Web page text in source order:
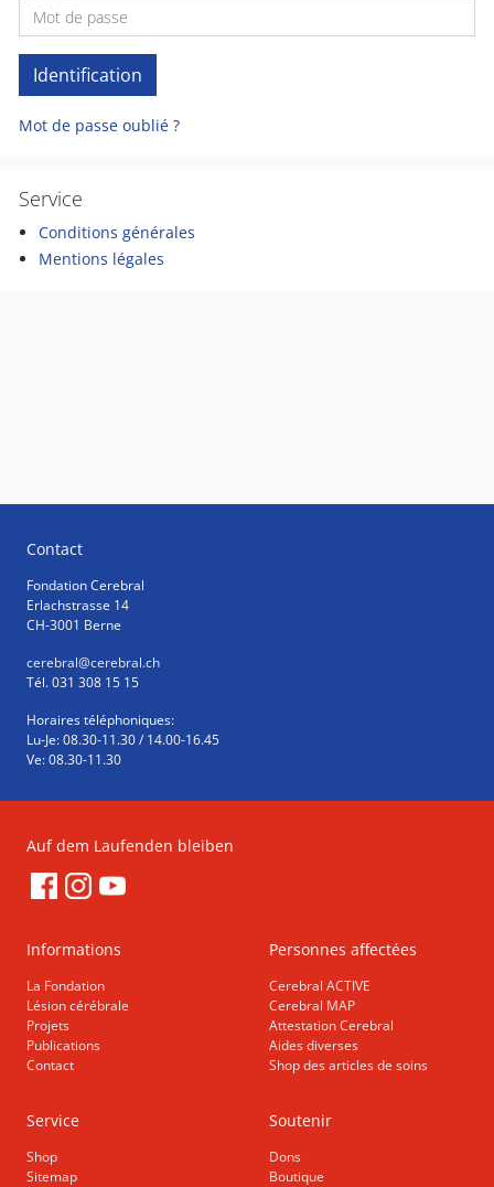
Mot de passe oublié ?
Service
Conditions générales
Mentions légales
Contact
Fondation Cerebral
Erlachstrasse 14
CH-3001 Berne
cerebral@cerebral.ch
Tél. 031 308 15 15
Horaires téléphoniques:
Lu-Je: 08.30-11.30 / 14.00-16.45
Ve: 08.30-11.30
Auf dem Laufenden bleiben
Informations
La Fondation
Lésion cérébrale
Projets
Publications
Contact
Personnes affectées
Cerebral ACTIVE
Cerebral MAP
Attestation Cerebral
Aides diverses
Shop des articles de soins
Service
Shop
Sitemap
Soutenir
Dons
Boutique